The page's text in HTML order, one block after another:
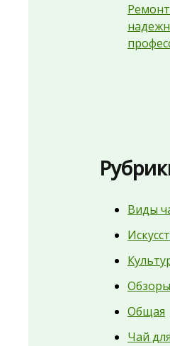
Виды
Общая
Чай